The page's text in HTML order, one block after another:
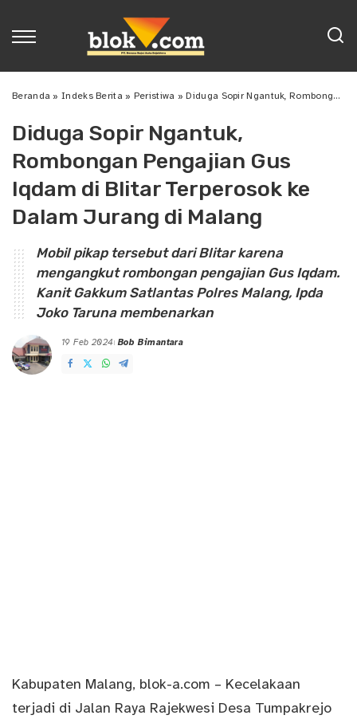
Beranda »Indeks Berita » Peristiwa »Diduga Sopir Ngantuk, Rombongan Pengajian Gus Iqdam di Blitar Terperosok ke Dalam Jurang di Malang
Diduga Sopir Ngantuk,
Rombongan Pengajian Gus
Iqdam di Blitar Terperosok ke
Dalam Jurang di Malang
Mobil pikap tersebut dari Blitar karena
mengangkut rombongan pengajian Gus Iqdam.
Kanit Gakkum Satlantas Polres Malang, Ipda
Joko Taruna membenarkan
19 Feb 2024
Posted
by
Bob Bimantara
Kabupaten Malang, blok-a.com – Kecelakaan
terjadi di Jalan Raya Rajekwesi Desa Tumpakrejo